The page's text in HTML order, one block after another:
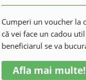
Cumperi un voucher la
că vei face un cadou
beneficiarul se va
Afla mai multe!